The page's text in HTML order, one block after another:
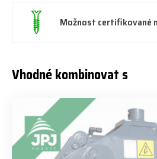
Možnost certifikované
Vhodné kombinovat s